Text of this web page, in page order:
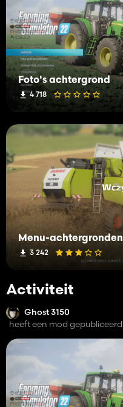
Foto's achtergrond
4 718
Menu-achtergronden
3 242
Activiteit
Ghost 3150
heeft een mod gepubliceerd